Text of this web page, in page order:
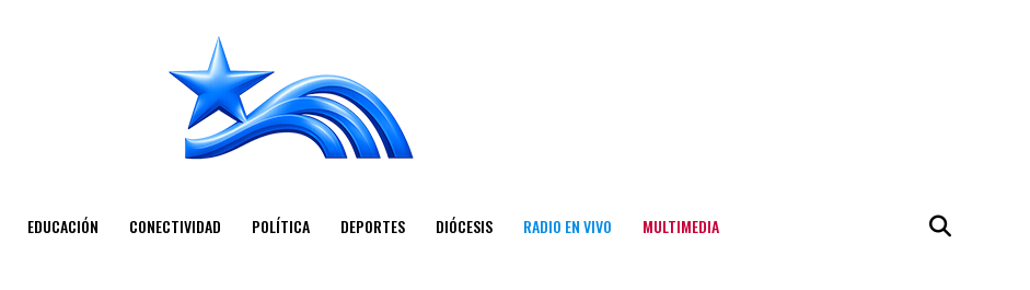
EDUCACIÓN CONECTIVIDAD POLÍTICA DEPORTES DIÓCESIS RADIO EN VIVO MULTIMEDIA